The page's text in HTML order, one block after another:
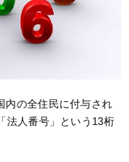
内の全住民に付与され
法人番号」という13桁